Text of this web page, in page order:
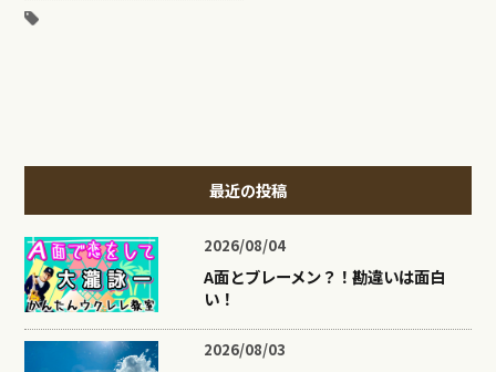
最近の投稿
2026/08/04
A面とブレーメン？！勘違いは面白
い！
2026/08/03